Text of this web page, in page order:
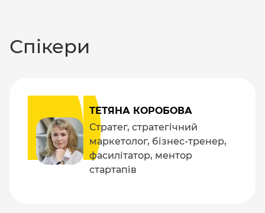
Спікери
ТЕТЯНА КОРОБОВА
Стратег, стратегічний
маркетолог, бізнес-тренер,
фасилітатор, ментор
стартапів